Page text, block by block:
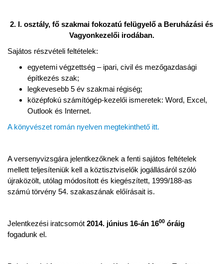
2. I. osztály, fő szakmai fokozatú felügyelő a Beruházási és
Vagyonkezelői irodában.
Sajátos részvételi feltételek:
egyetemi végzettség – ipari, civil és mezőgazdasági
építkezés szak;
legkevesebb 5 év szakmai régiség;
középfokú számítógép-kezelői ismeretek: Word, Excel,
Outlook és Internet.
A könyvészet román nyelven megtekinthető itt.
A versenyvizsgára jelentkezőknek a fenti sajátos feltételek
mellett teljesíteniük kell a köztisztviselők jogállásáról szóló
újraközölt, utólag módosított és kiegészített, 1999/188-as
számú törvény 54. szakaszának előírásait is.
Jelentkezési iratcsomót 2014. június 16-án 1600 óráig
fogadunk el.